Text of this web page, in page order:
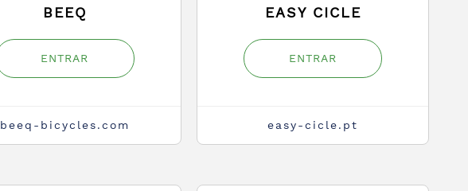
BEEQ
ENTRAR
beeq-bicycles.com
EASY CICLE
ENTRAR
easy-cicle.pt